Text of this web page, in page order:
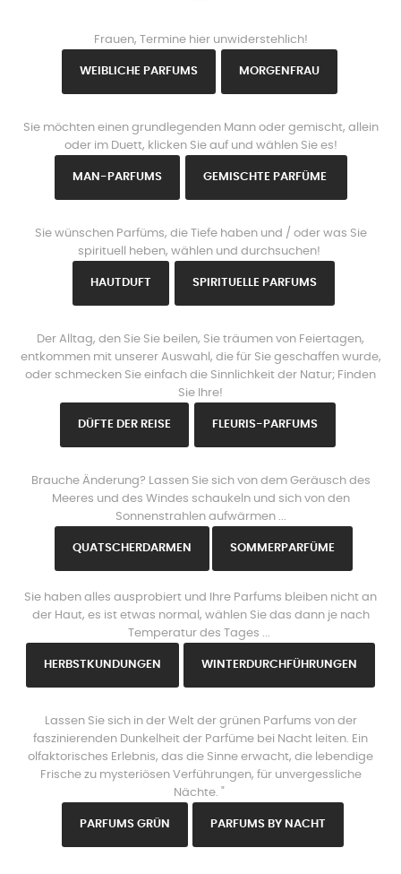
Frauen, Termine hier unwiderstehlich!
WEIBLICHE PARFUMS MORGENFRAU
Sie möchten einen grundlegenden Mann oder gemischt, allein
oder im Duett, klicken Sie auf und wählen Sie es!
MAN-PARFUMS GEMISCHTE PARFÜME
Sie wünschen Parfüms, die Tiefe haben und / oder was Sie
spirituell heben, wählen und durchsuchen!
HAUTDUFT SPIRITUELLE PARFUMS
Der Alltag, den Sie Sie beilen, Sie träumen von Feiertagen,
entkommen mit unserer Auswahl, die für Sie geschaffen wurde,
oder schmecken Sie einfach die Sinnlichkeit der Natur; Finden
Sie Ihre!
DÜFTE DER REISE FLEURIS-PARFUMS
Brauche Änderung? Lassen Sie sich von dem Geräusch des
Meeres und des Windes schaukeln und sich von den
Sonnenstrahlen aufwärmen ...
QUATSCHERDARMEN SOMMERPARFÜME
Sie haben alles ausprobiert und Ihre Parfums bleiben nicht an
der Haut, es ist etwas normal, wählen Sie das dann je nach
Temperatur des Tages ...
HERBSTKUNDUNGEN WINTERDURCHFÜHRUNGEN
Lassen Sie sich in der Welt der grünen Parfums von der
faszinierenden Dunkelheit der Parfüme bei Nacht leiten. Ein
olfaktorisches Erlebnis, das die Sinne erwacht, die lebendige
Frische zu mysteriösen Verführungen, für unvergessliche
Nächte. "
PARFUMS GRÜN PARFUMS BY NACHT